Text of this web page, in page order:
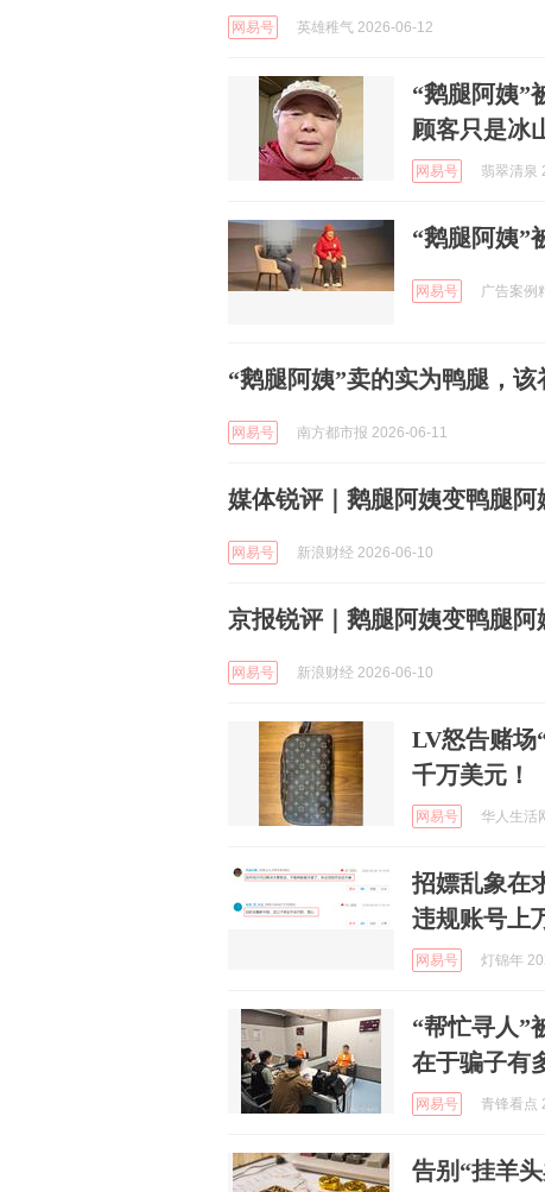
网易号 英雄稚气 2026-06-12
“鹅腿阿姨”
顾客只是冰
网易号 翡翠清泉
“鹅腿阿姨”
网易号 广告案例
“鹅腿阿姨”卖的实为鸭腿，
网易号 南方都市报 2026-06-11
媒体锐评｜鹅腿阿姨变鸭腿阿
网易号 新浪财经 2026-06-10
京报锐评｜鹅腿阿姨变鸭腿阿
网易号 新浪财经 2026-06-10
LV怒告赌场
千万美元！
网易号 华人生活
招嫖乱象在
违规账号上
网易号 灯锦年
“帮忙寻人”
在于骗子有
网易号 青锋看点
告别“挂羊